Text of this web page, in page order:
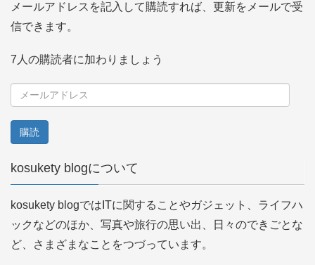
メールアドレスを記入して購読すれば、更新をメールで受
信できます。
7人の購読者に加わりましょう
ル
ド
ス
kosukety blogについて
kosukety blogではITに関することやガジェット、ライフハ
ックなどのほか、写真や旅行の思い出、日々のできごとな
ど、さまざまなことをつづっています。